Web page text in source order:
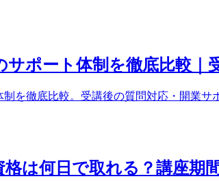
ポート体制を徹底比較｜
を徹底比較。受講後の質問対応・開業
格は何日で取れる？講座期